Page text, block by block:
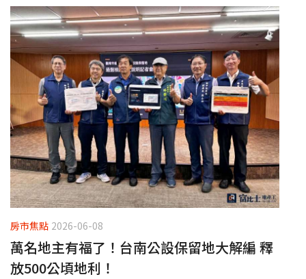
房市焦點 2026-06-08
萬名地主有福了！台南公設保留地大解編 釋
放500公頃地利！